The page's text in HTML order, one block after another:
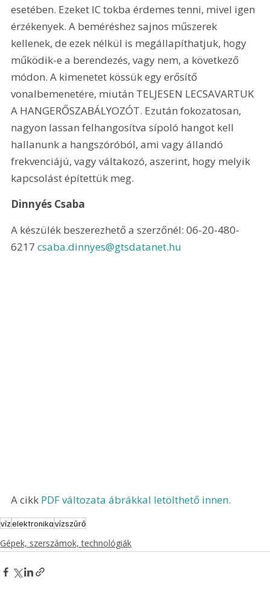
esetében. Ezeket IC tokba érdemes tenni, mivel igen
érzékenyek. A beméréshez sajnos műszerek
kellenek, de ezek nélkül is megállapíthatjuk, hogy
működik-e a berendezés, vagy nem, a következő
módon. A kimenetet kössük egy erősítő
vonalbemenetére, miután TELJESEN LECSAVARTUK
A HANGERŐSZABÁLYOZÓT. Ezután fokozatosan,
nagyon lassan felhangosítva sípoló hangot kell
hallanunk a hangszóróból, ami vagy állandó
frekvenciájú, vagy váltakozó, aszerint, hogy melyik
kapcsolást építettük meg.
Dinnyés Csaba
A készülék beszerezhető a szerzőnél: 06-20-480-
6217 csaba.dinnyes@gtsdatanet.hu
A cikk PDF változata ábrákkal letölthető innen.
vízelektronikavízszűrő
Gépek, szerszámok, technológiák